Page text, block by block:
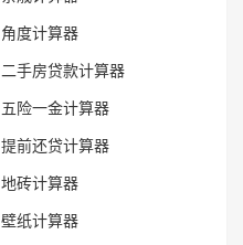
角度计算器
二手房贷款计算器
五险一金计算器
提前还贷计算器
地砖计算器
壁纸计算器